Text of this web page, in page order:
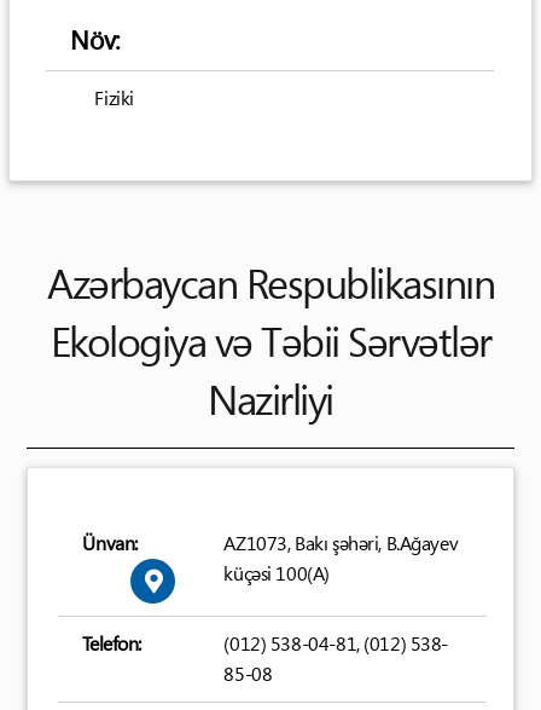
Növ:
Fiziki
Azərbaycan Respublikasının
Ekologiya və Təbii Sərvətlər
Nazirliyi
Ünvan:
AZ1073, Bakı şəhəri, B.Ağayev
küçəsi 100(A)
Telefon:
(012) 538-04-81, (012) 538-
85-08